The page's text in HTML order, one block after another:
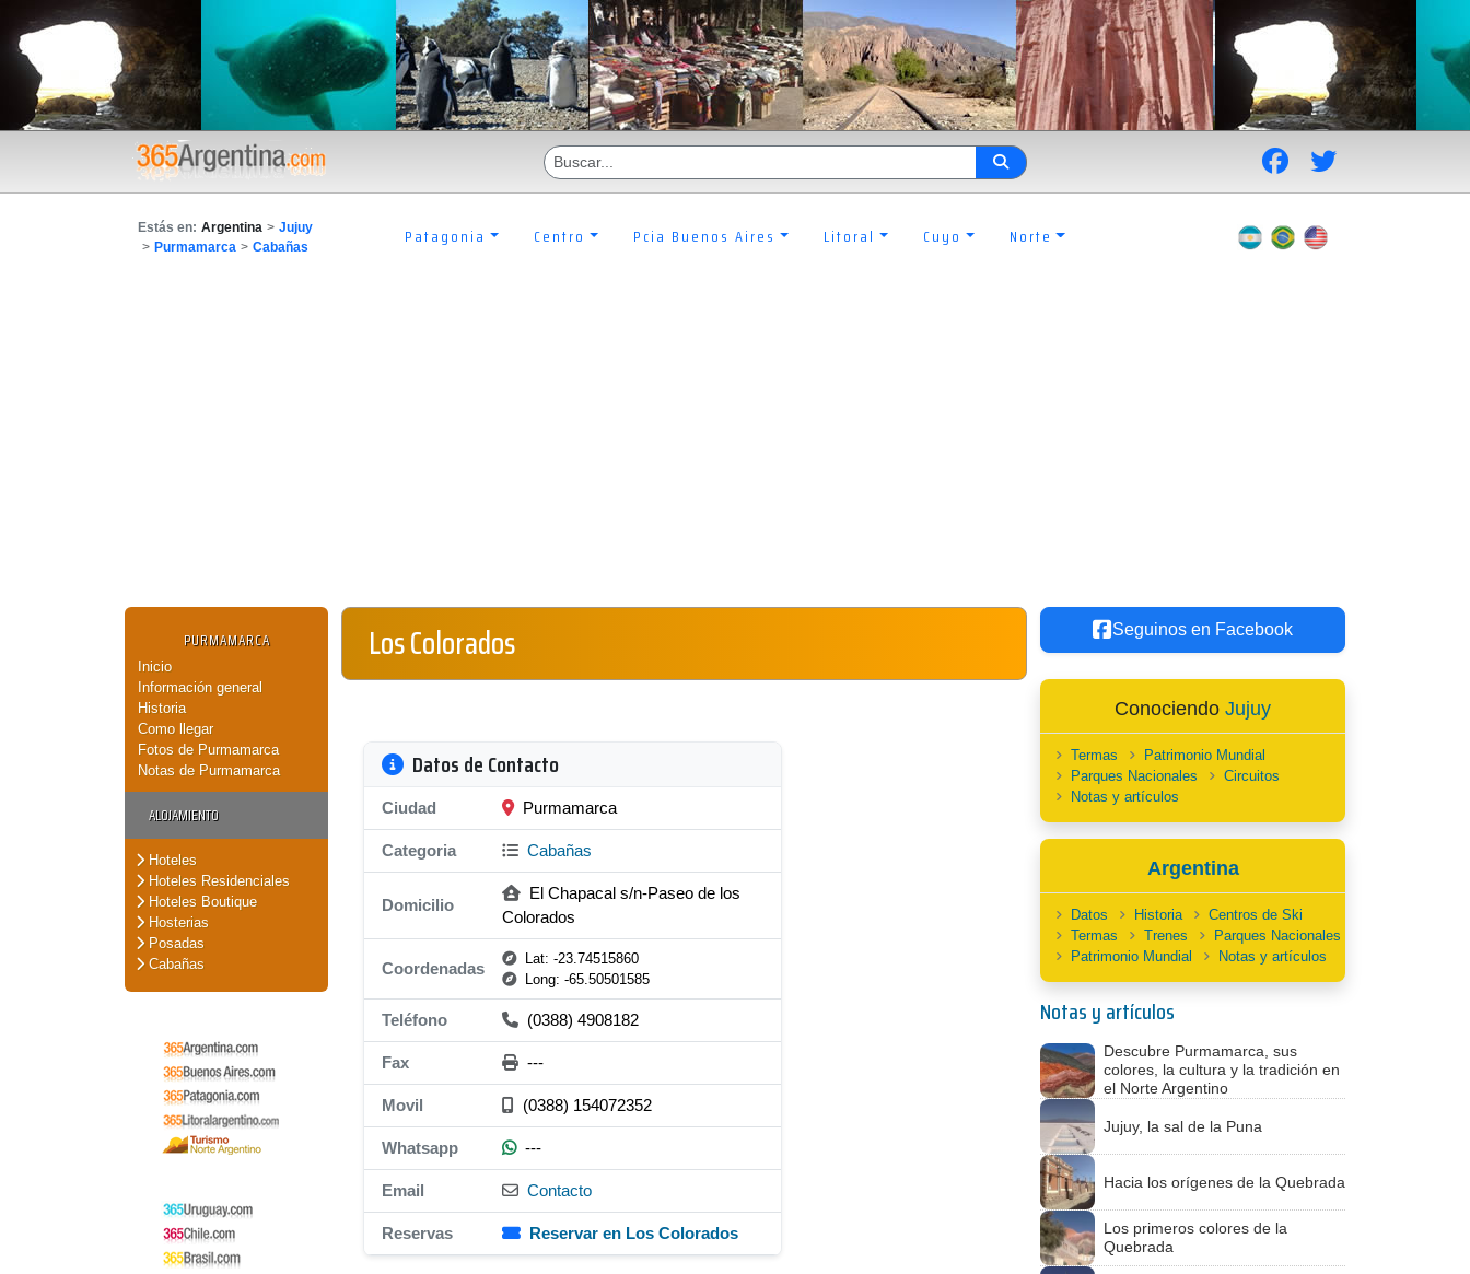
Estás en: Argentina > Jujuy
> Purmamarca > Cabañas Patagonia Centro Pcia Buenos Aires Litoral Cuyo Norte
PURMAMARCA
Inicio
Información general
Historia
Como llegar
Fotos de Purmamarca
Notas de Purmamarca
ALOJAMIENTO
Hoteles
Hoteles Residenciales
Hoteles Boutique
Hosterias
Posadas
Cabañas
Los Colorados
Datos de Contacto
Ciudad Purmamarca
Categoria Cabañas
Domicilio
El Chapacal s/n-Paseo de los
Colorados
Coordenadas
Lat: -23.74515860
Long: -65.50501585
Teléfono (0388) 4908182
Fax ---
Movil (0388) 154072352
Whatsapp ---
Email Contacto
Reservas Reservar en Los Colorados
Seguinos en Facebook
Conociendo Jujuy
Termas
Patrimonio Mundial
Parques Nacionales
Circuitos
Notas y artículos
Argentina
Datos Historia
Centros de Ski
Termas
Trenes
Parques Nacionales
Patrimonio Mundial
Notas y artículos
Notas y artículos
Descubre Purmamarca, sus
colores, la cultura y la tradición en
el Norte Argentino
Jujuy, la sal de la Puna
Hacia los orígenes de la Quebrada
Los primeros colores de la
Quebrada